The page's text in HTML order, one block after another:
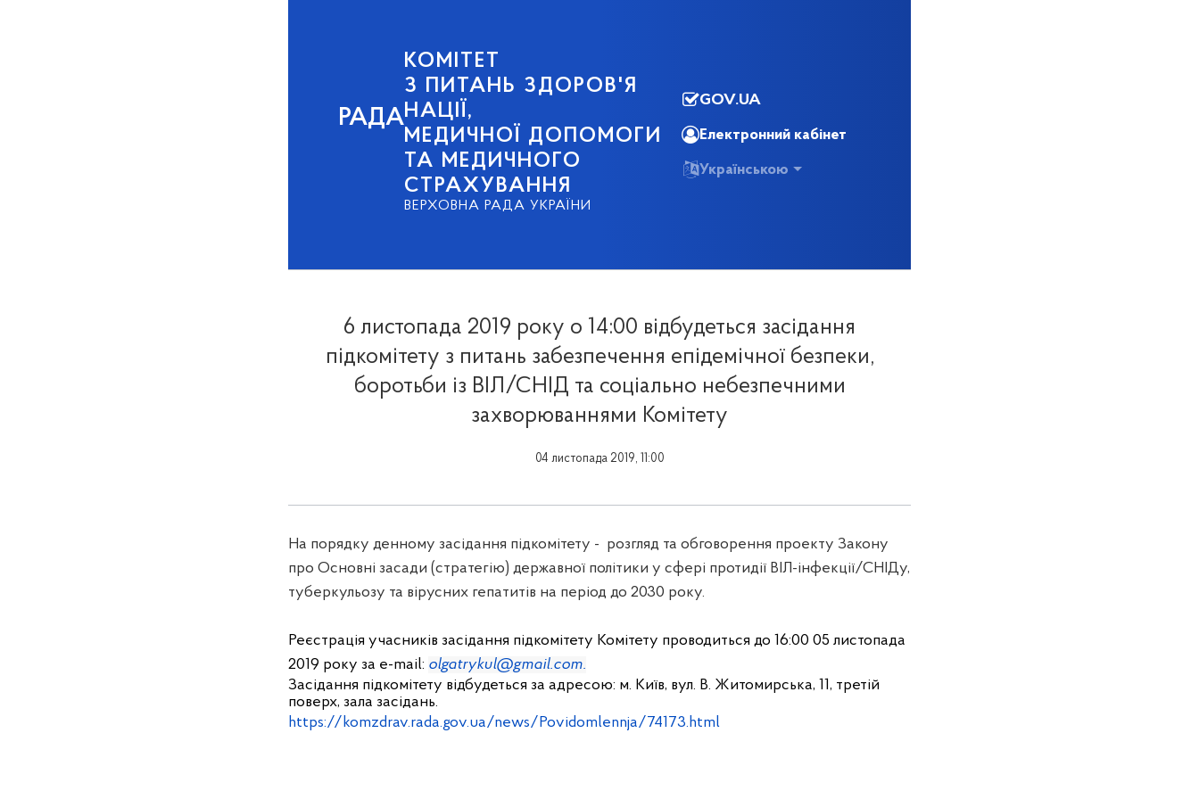
РАДА
КОМІТЕТ
З ПИТАНЬ ЗДОРОВ'Я
НАЦІЇ,
МЕДИЧНОЇ ДОПОМОГИ
ТА МЕДИЧНОГО
СТРАХУВАННЯ
ВЕРХОВНА РАДА УКРАЇНИ
GOV.UA
Електронний кабінет
Українською
6 листопада 2019 року о 14:00 відбудеться засідання
підкомітету з питань забезпечення епідемічної безпеки,
боротьби із ВІЛ/СНІД та соціально небезпечними
захворюваннями Комітету
04 листопада 2019, 11:00
На порядку денному засідання підкомітету - розгляд та обговорення проекту Закону
про Основні засади (стратегію) державної політики у сфері протидії ВІЛ-інфекції/СНІДу,
туберкульозу та вірусних гепатитів на період до 2030 року.
Реєстрація учасників засідання підкомітету Комітету проводиться до 16:00 05 листопада
2019 року за e-mail: olgatrykul@gmail.com.
Засідання підкомітету відбудеться за адресою: м. Київ, вул. В. Житомирська, 11, третій
поверх, зала засідань.
https://komzdrav.rada.gov.ua/news/Povidomlennja/74173.html